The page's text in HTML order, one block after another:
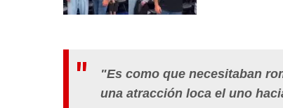
"Es como que necesitaban
una atracción loca el uno